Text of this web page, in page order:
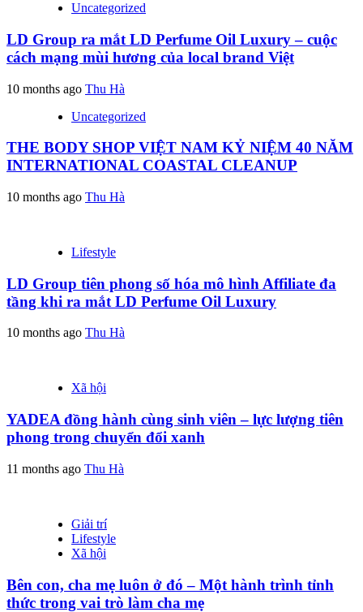
Uncategorized
LD Group ra mắt LD Perfume Oil Luxury – cuộc
cách mạng mùi hương của local brand Việt
10 months ago Thu Hà
Uncategorized
THE BODY SHOP VIỆT NAM KỶ NIỆM 40 NĂM
INTERNATIONAL COASTAL CLEANUP
10 months ago Thu Hà
Lifestyle
LD Group tiên phong số hóa mô hình Affiliate đa
tầng khi ra mắt LD Perfume Oil Luxury
10 months ago Thu Hà
Xã hội
YADEA đồng hành cùng sinh viên – lực lượng tiên
phong trong chuyển đổi xanh
11 months ago Thu Hà
Giải trí
Lifestyle
Xã hội
Bên con, cha mẹ luôn ở đó – Một hành trình tỉnh
thức trong vai trò làm cha mẹ